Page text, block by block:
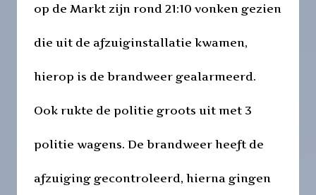
op de Markt zijn rond 21:10 vonken gezien
die uit de afzuiginstallatie kwamen,
hierop is de brandweer gealarmeerd.
Ook rukte de politie groots uit met 3
politie wagens. De brandweer heeft de
afzuiging gecontroleerd, hierna gingen